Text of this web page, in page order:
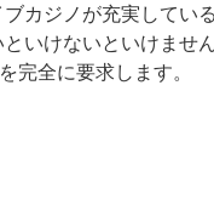
カジノが充実してい
いけないといけませ
完全に要求します。